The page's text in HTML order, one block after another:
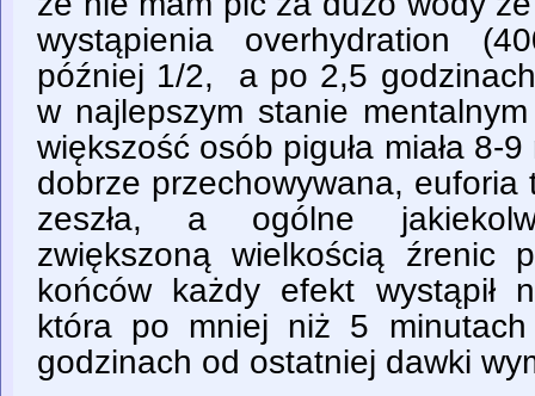
wystąpienia overhydration
później 1/2, a po 2,5
w najlepszym stanie
większość osób piguła miała 8-
dobrze przechowywana, euforia
zeszła, a ogólne
zwiększoną wielkością źrenic
końców każdy efekt wystąpił
która po mniej niż 5 minutach
godzinach od ostatniej dawki